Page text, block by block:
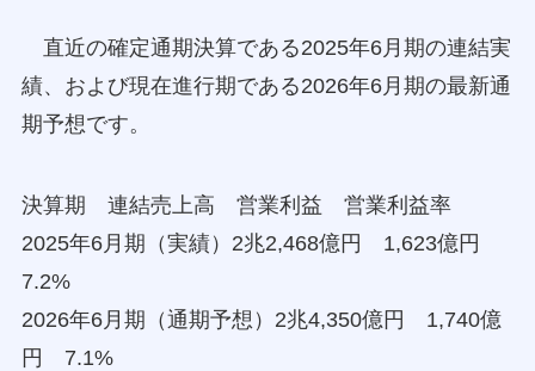
直近の確定通期決算である2025年6月期の連結実
績、および現在進行期である2026年6月期の最新通
期予想です。
決算期 連結売上高 営業利益 営業利益率
2025年6月期（実績）2兆2,468億円 1,623億円
7.2%
2026年6月期（通期予想）2兆4,350億円 1,740億
円 7.1%